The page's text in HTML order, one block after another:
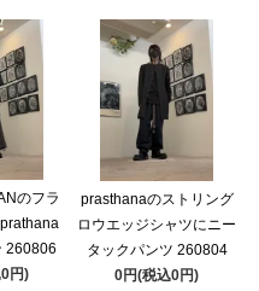
のフラ
260806
円)
prasthanaのストリング
ロウエッジシャツにニー
タックパンツ 260804
0円(税込0円)